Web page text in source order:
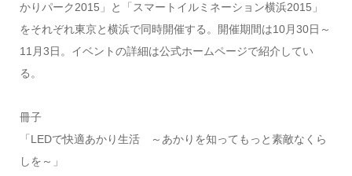
かりパーク2015」と「スマートイルミネーション横浜2015」
をそれぞれ東京と横浜で同時開催する。開催期間は10月30日～
11月3日。イベントの詳細は公式ホームページで紹介してい
る。
冊子
「LEDで快適あかり生活 ～あかりを知ってもっと素敵なくら
しを～」